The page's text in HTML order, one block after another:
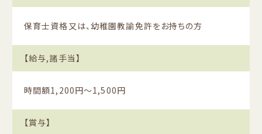
保育士資格又は、幼稚園教諭免許をお持ちの方
【給与,諸手当】
時間額1,200円〜1,500円
【賞与】